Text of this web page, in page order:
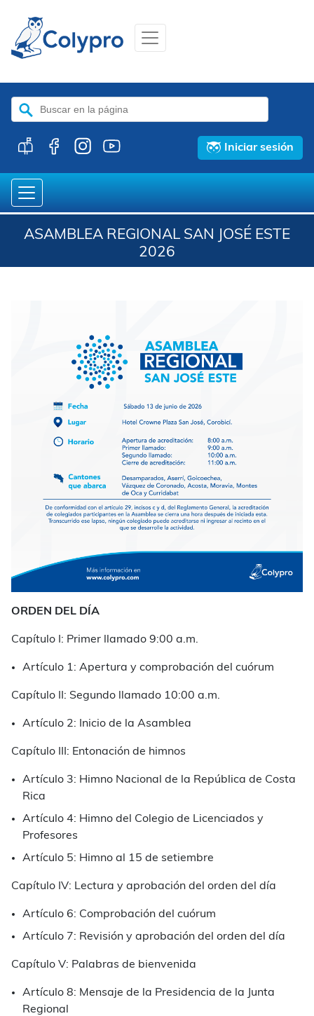
Buscar:
Iniciar sesión
ASAMBLEA REGIONAL SAN JOSÉ ESTE
2026
ORDEN DEL DÍA
Capítulo I: Primer llamado 9:00 a.m.
Artículo 1: Apertura y comprobación del cuórum
Capítulo II: Segundo llamado 10:00 a.m.
Artículo 2: Inicio de la Asamblea
Capítulo III: Entonación de himnos
Artículo 3: Himno Nacional de la República de Costa
Rica
Artículo 4: Himno del Colegio de Licenciados y
Profesores
Artículo 5: Himno al 15 de setiembre
Capítulo IV: Lectura y aprobación del orden del día
Artículo 6: Comprobación del cuórum
Artículo 7: Revisión y aprobación del orden del día
Capítulo V: Palabras de bienvenida
Artículo 8: Mensaje de la Presidencia de la Junta
Regional